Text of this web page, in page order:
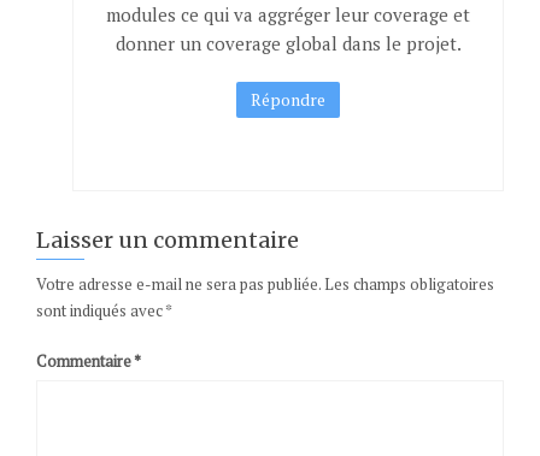
modules ce qui va aggréger leur coverage et
donner un coverage global dans le projet.
Répondre
Laisser un commentaire
Votre adresse e-mail ne sera pas publiée. Les champs obligatoires
sont indiqués avec*
Commentaire*